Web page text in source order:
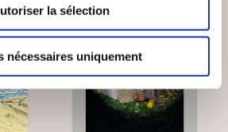
la sélection
nécessaires uniquement